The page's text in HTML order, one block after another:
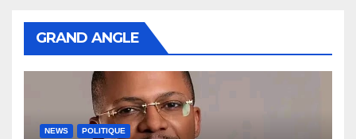
GRAND ANGLE
NEWS POLITIQUE